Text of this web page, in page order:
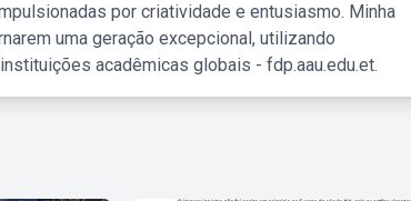
por criatividade e entusiasmo. Minha
uma geração excepcional, utilizando
acadêmicas globais - fdp.aau.edu.et.